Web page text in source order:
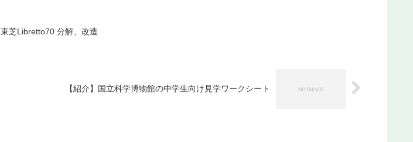
東芝Libretto70 分解、改造
【紹介】国立科学博物館の中学生向け見学ワークシート